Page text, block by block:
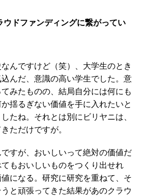
ウドファンディングに繋がってい
んですけど（笑）、大学生のとき
んだ、意識の高い学生でした。意
みたものの、結局自分には何にも
揺るぎない価値を手に入れたいと
たね。それとは別にビリヤニは、
ただけですが。
すが、おいしいって絶対の価値だ
もおいしいものをつくり出せれ
になる。研究に研究を重ねて、そ
と頑張ってきた結果があのクラウ